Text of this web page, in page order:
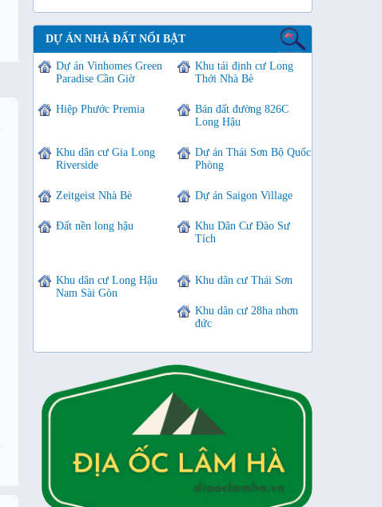
DỰ ÁN NHÀ ĐẤT NỔI BẬT
Dự án Vinhomes Green
Paradise Cần Giờ
Khu tái định cư Long
Thới Nhà Bè
Hiệp Phước Premia
Bán đất đường 826C
Long Hậu
Khu dân cư Gia Long
Riverside
Dự án Thái Sơn Bộ Quốc
Phòng
Zeitgeist Nhà Bè Dự án Saigon Village
Đất nền long hậu
Khu Dân Cư Đào Sư
Tích
Khu dân cư Long Hậu
Nam Sài Gòn
Khu dân cư Thái Sơn
Khu dân cư 28ha nhơn
đức